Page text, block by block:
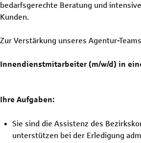
bedarfsgerechte Beratung und
Kunden.
Zur Verstärkung unseres Agentur-
Innendienstmitarbeiter(m/w/d) in
Ihre Aufgaben:
Sie sind die Assistenz des
unterstützen bei der Erledigung